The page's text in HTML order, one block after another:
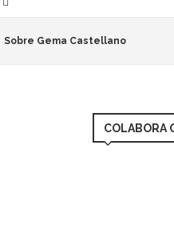
Sobre Gema Castellano
COLABORA